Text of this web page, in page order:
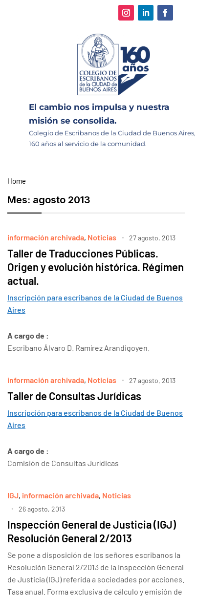
El cambio nos impulsa y nuestra
misión se consolida.
Colegio de Escribanos de la Ciudad de Buenos Aires,
160 años al servicio de la comunidad.
Home
Mes: agosto 2013
información archivada, Noticias 27 agosto, 2013
Taller de Traducciones Públicas.
Origen y evolución histórica. Régimen
actual.
Inscripción para escribanos de la Ciudad de Buenos
Aires
A cargo de :
Escribano Álvaro D. Ramírez Arandigoyen.
información archivada, Noticias 27 agosto, 2013
Taller de Consultas Jurídicas
Inscripción para escribanos de la Ciudad de Buenos
Aires
A cargo de :
Comisión de Consultas Jurídicas
IGJ, información archivada, Noticias
26 agosto, 2013
Inspección General de Justicia (IGJ)
Resolución General 2/2013
Se pone a disposición de los señores escribanos la
Resolución General 2/2013 de la Inspección General
de Justicia (IGJ) referida a sociedades por acciones.
Tasa anual. Forma exclusiva de cálculo y emisión de